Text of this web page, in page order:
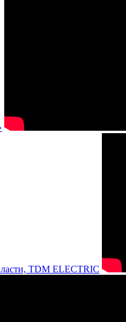
TDM ELECTRIC